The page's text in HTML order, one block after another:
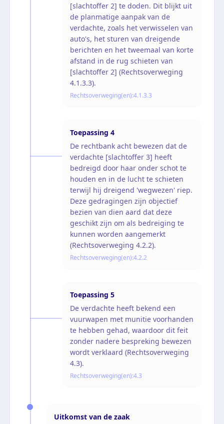
[slachtoffer 2] te doden. Dit blijkt uit
de planmatige aanpak van de
verdachte, zoals het verwisselen van
auto's, het sturen van dreigende
berichten en het tweemaal van korte
afstand in de rug schieten van
[slachtoffer 2] (Rechtsoverweging
4.1.3.3).
Rechtsoverweging(en):4.1.3.3
Toepassing 4
De rechtbank acht bewezen dat de
verdachte [slachtoffer 3] heeft
bedreigd door haar onder schot te
houden en in de lucht te schieten
terwijl hij dreigend 'wegwezen' riep.
Deze gedragingen zijn objectief
bezien van dien aard dat deze
geschikt zijn om als bedreiging te
kunnen worden aangemerkt
(Rechtsoverweging 4.2.2).
Rechtsoverweging(en):4.2.2
Toepassing 5
De verdachte heeft bekend een
vuurwapen met munitie voorhanden
te hebben gehad, waardoor dit feit
zonder nadere bespreking bewezen
wordt verklaard (Rechtsoverweging
4.3).
Rechtsoverweging(en):4.3
Uitkomst van de zaak